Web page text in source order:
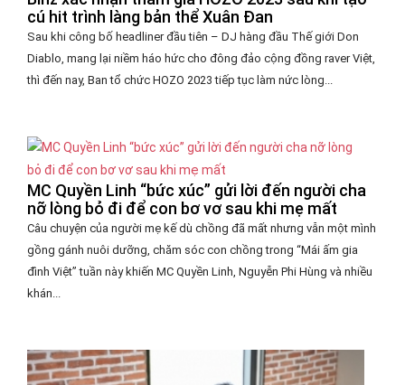
cú hit trình làng bản thể Xuân Đan
Sau khi công bố headliner đầu tiên – DJ hàng đầu Thế giới Don
Diablo, mang lại niềm háo hức cho đông đảo cộng đồng raver Việt,
thì đến nay, Ban tổ chức HOZO 2023 tiếp tục làm nức lòng...
MC Quyền Linh “bức xúc” gửi lời đến người cha
nỡ lòng bỏ đi để con bơ vơ sau khi mẹ mất
Câu chuyện của người mẹ kế dù chồng đã mất nhưng vẫn một mình
gồng gánh nuôi dưỡng, chăm sóc con chồng trong “Mái ấm gia
đình Việt” tuần này khiến MC Quyền Linh, Nguyễn Phi Hùng và nhiều
khán...